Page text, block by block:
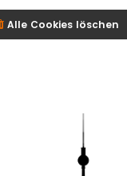
Alle Cookies löschen